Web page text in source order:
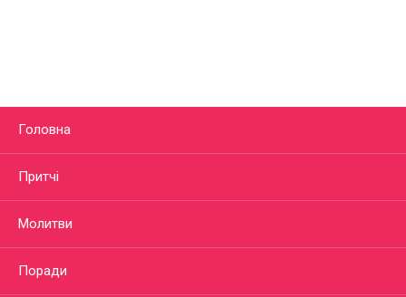
Головна
Притчі
Молитви
Поради